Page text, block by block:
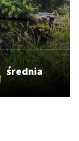
średnia